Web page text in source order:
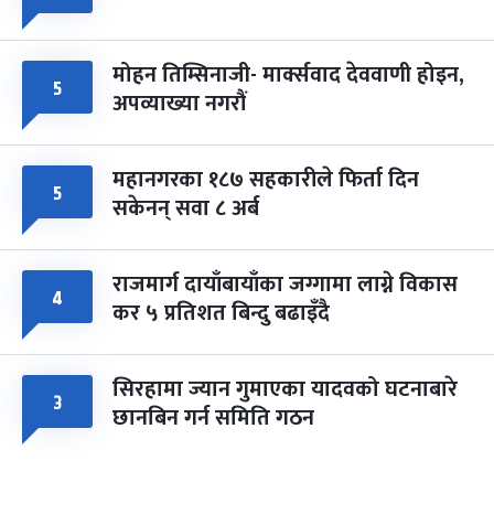
५ मोहन तिम्सिनाजी- मार्क्सवाद देववाणी होइन,
अपव्याख्या नगरौं
५ महानगरका १८७ सहकारीले फिर्ता दिन
सकेनन् सवा ८ अर्ब
४ राजमार्ग दायाँबायाँका जग्गामा लाग्ने विकास
कर ५ प्रतिशत बिन्दु बढाइँदै
३ सिरहामा ज्यान गुमाएका यादवको घटनाबारे
छानबिन गर्न समिति गठन